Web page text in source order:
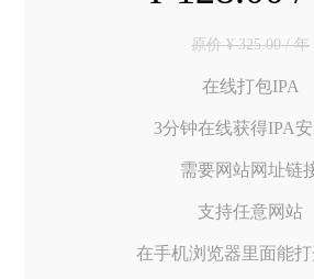
原价 ¥ 325.00 / 年
在线打包IPA
3分钟在线获得IPA
需要网站网址链
支持任意网站
在手机浏览器里面能